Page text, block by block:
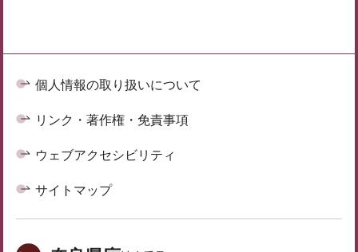
個人情報の取り扱いについて
リンク・著作権・免責事項
ウェブアクセシビリティ
サイトマップ